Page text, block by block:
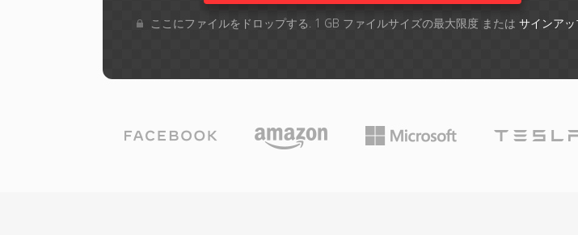
ここにファイルをドロップする. 1 GB ファイルサイズの最大限度 または サインアッ